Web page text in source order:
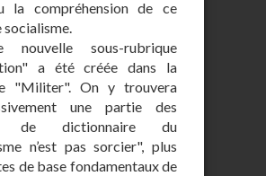
la compréhension de ce
socialisme.
nouvelle sous-rubrique
a été créée dans la
"Militer". On y trouvera
une partie des
de dictionnaire du
n’est pas sorcier", plus
de base fondamentaux de